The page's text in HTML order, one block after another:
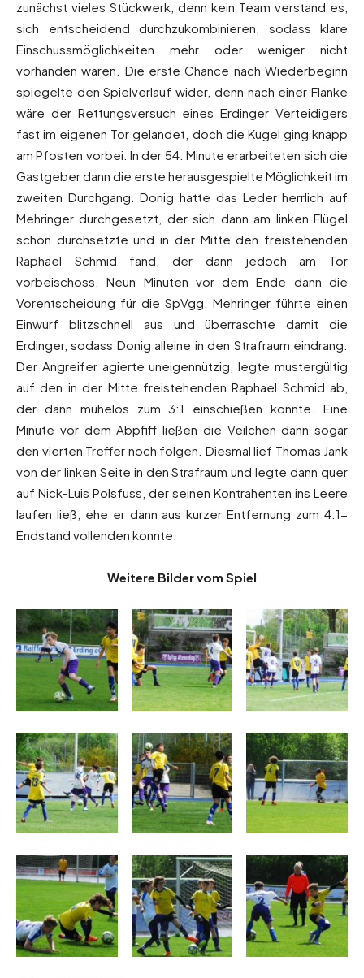
zunächst vieles Stückwerk, denn kein Team verstand es,
sich entscheidend durchzukombinieren, sodass klare
Einschussmöglichkeiten mehr oder weniger nicht
vorhanden waren. Die erste Chance nach Wiederbeginn
spiegelte den Spielverlauf wider, denn nach einer Flanke
wäre der Rettungsversuch eines Erdinger Verteidigers
fast im eigenen Tor gelandet, doch die Kugel ging knapp
am Pfosten vorbei. In der 54. Minute erarbeiteten sich die
Gastgeber dann die erste herausgespielte Möglichkeit im
zweiten Durchgang. Donig hatte das Leder herrlich auf
Mehringer durchgesetzt, der sich dann am linken Flügel
schön durchsetzte und in der Mitte den freistehenden
Raphael Schmid fand, der dann jedoch am Tor
vorbeischoss. Neun Minuten vor dem Ende dann die
Vorentscheidung für die SpVgg. Mehringer führte einen
Einwurf blitzschnell aus und überraschte damit die
Erdinger, sodass Donig alleine in den Strafraum eindrang.
Der Angreifer agierte uneigennützig, legte mustergültig
auf den in der Mitte freistehenden Raphael Schmid ab,
der dann mühelos zum 3:1 einschießen konnte. Eine
Minute vor dem Abpfiff ließen die Veilchen dann sogar
den vierten Treffer noch folgen. Diesmal lief Thomas Jank
von der linken Seite in den Strafraum und legte dann quer
auf Nick-Luis Polsfuss, der seinen Kontrahenten ins Leere
laufen ließ, ehe er dann aus kurzer Entfernung zum 4:1-
Endstand vollenden konnte.
Weitere Bilder vom Spiel